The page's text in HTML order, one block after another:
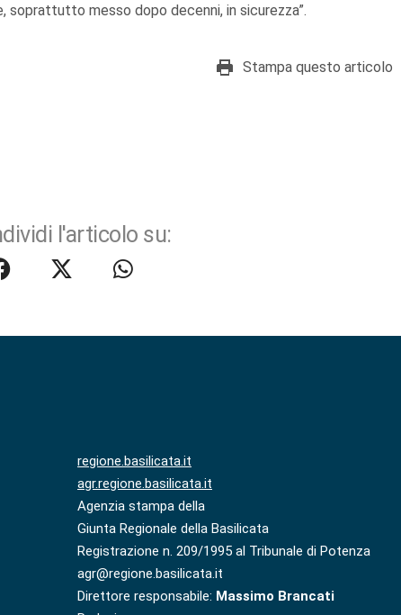
soprattutto messo dopo decenni, in sicurezza”.
Stampa questo articolo
l'articolo su:
regione.basilicata.it
agr.regione.basilicata.it
Agenzia stampa della
Giunta Regionale della Basilicata
Registrazione n. 209/1995 al Tribunale di Potenza
agr@regione.basilicata.it
Direttore responsabile: Massimo Brancati